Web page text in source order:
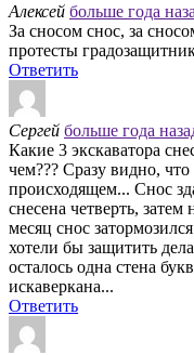
Алексей больше года
За сносом снос, за
протесты
Ответить
Сергей больше года
Какие 3 экскаватора
чем??? Сразу видно,
происходящем... Снос
снесена четверть,
месяц снос
хотели бы защитить
осталось одна стена
искаверкана...
Ответить